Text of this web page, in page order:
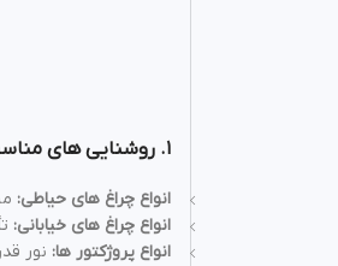
۱. روشنایی های
انواع چراغ‌ های حیاطی:
انواع چراغ‌ های خیابانی:
انواع پروژکتور ها: نور